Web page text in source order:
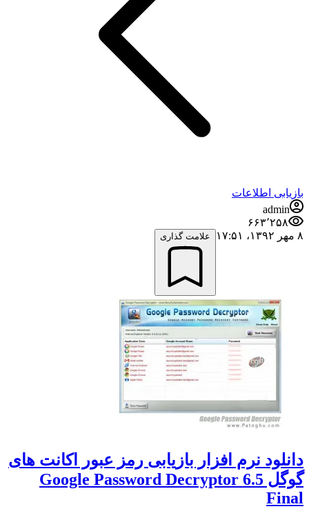
بازیابی اطلاعات
admin
۶۶۳٬۲۵۸
۸ مهر ۱۳۹۲،‏ ۱۷:۵۱
علامت گذاری
دانلود نرم افزار بازیابی رمز عبور اکانت های
گوگل Google Password Decryptor 6.5
Final